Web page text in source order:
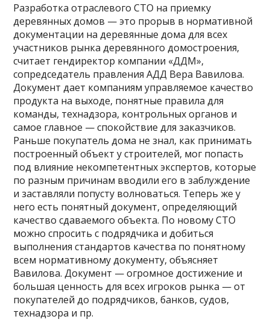
Разработка отраслевого СТО на приемку
деревянных домов — это прорыв в нормативной
документации на деревянные дома для всех
участников рынка деревянного домостроения,
считает гендиректор компании «ДДМ»,
сопредседатель правления АДД Вера Вавилова.
Документ дает компаниям управляемое качество
продукта на выходе, понятные правила для
команды, технадзора, контрольных органов и
самое главное — спокойствие для заказчиков.
Раньше покупатель дома не знал, как принимать
построенный объект у строителей, мог попасть
под влияние некомпетентных экспертов, которые
по разным причинам вводили его в заблуждение
и заставляли попусту волноваться. Теперь же у
него есть понятный документ, определяющий
качество сдаваемого объекта. По новому СТО
можно спросить с подрядчика и добиться
выполнения стандартов качества по понятному
всем нормативному документу, объясняет
Вавилова. Документ — огромное достижение и
большая ценность для всех игроков рынка — от
покупателей до подрядчиков, банков, судов,
технадзора и пр.